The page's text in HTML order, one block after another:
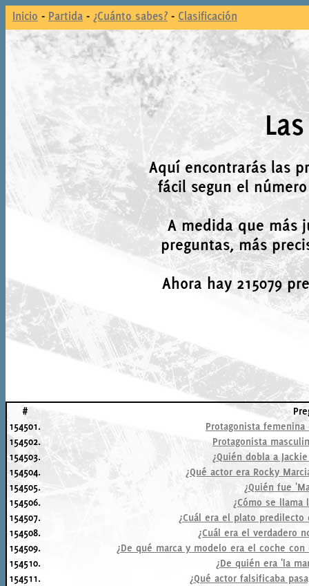
Inicio - Partida - ¿Cuánto sabes? - Clasificación
Aquí encontrarás las
fácil segun el
A medida que más
preguntas, más
Ahora hay 215079
#
154501.
Protagonista femenina
154502.
Protagonista
154503.
¿Quién dobla a
154504.
¿Qué actor era Rocky
154505.
¿Quién fue
154506.
¿Cómo se llama
154507.
¿Cuál era el plato predilecto
154508.
¿Cuál era el verdadero
154509.
¿De qué marca y modelo era el coche
154510.
¿De quién era 'la
154511.
¿Qué actor falsificaba